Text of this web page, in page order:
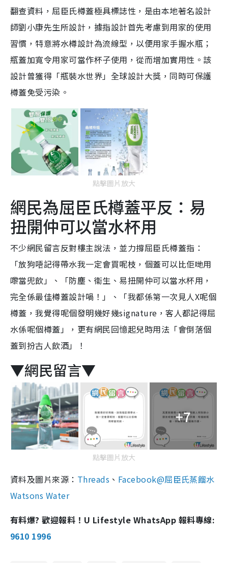
翻查資料，屈臣氏樽蓋極具標誌性，是由本地著名設計
師劉小康先生所設計，據指設計首先考慮到用家的使用
習慣，特意將水樽設計為流線型，以便用家手握水瓶；
瓶蓋加寬令用家可當作杯子使用，從而增加實用性。該
設計曾獲得「瓶裝水世界」全球設計大獎，同時可保護
樽蓋免受污染。
點擊圖片放大
網民為屈臣氏樽蓋平反：易
扭開仲可以當水杯用
不少網民留言反對樓主說法，並力撐屈臣氏樽蓋指：
「放狗唔記得帶水我一定會買呢枝，個蓋可以比佢哋用
嚟當兜飲」、「防塵、衞生、易扭開仲可以當水杯用，
完全係最佳樽蓋設計喎！」、「我都係第一次見人X呢個
樽蓋，我覺得呢個發明幾好幾signature，客人都記得屈
水係呢個樽蓋」，更有網民回憶起兒時用法「會倒落個
蓋到扮古人飲酒」！
▼網民留言▼
+7
點擊圖片放大
資料及圖片來源： Threads 、 Facebook@屈臣氏蒸餾水
Watsons Water
有料爆? 歡迎報料！U Lifestyle WhatsApp 報料專線:
9610 1996